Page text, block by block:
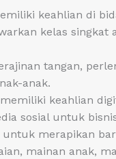
keahlian di
kelas singkat
tangan,
anak.
memiliki keahlian
sosial untuk
merapikan
mainan anak,